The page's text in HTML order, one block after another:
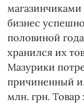
бизнес
половиной
хранился их
Мазурики
причиненный
млн. грн.